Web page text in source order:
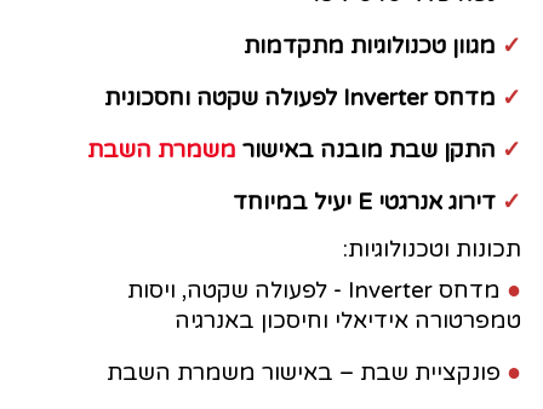
✓ מגוון טכנולוגיות מתקדמות
✓ מדחס Inverter לפעולה שקטה וחסכונית
✓ התקן שבת מובנה באישור משמרת השבת
✓ דירוג אנרגטי E יעיל במיוחד
תכונות וטכנולוגיות:
●
מדחס Inverter - לפעולה שקטה, ויסות
טמפרטורה אידיאלי וחיסכון באנרגיה
● פונקציית שבת – באישור משמרת השבת